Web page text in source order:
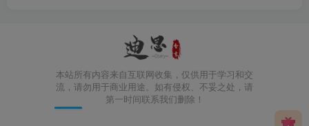
本站所有内容来自互联网收集，仅供用于学习和交
流，请勿用于商业用途。如有侵权、不妥之处，请
第一时间联系我们删除！